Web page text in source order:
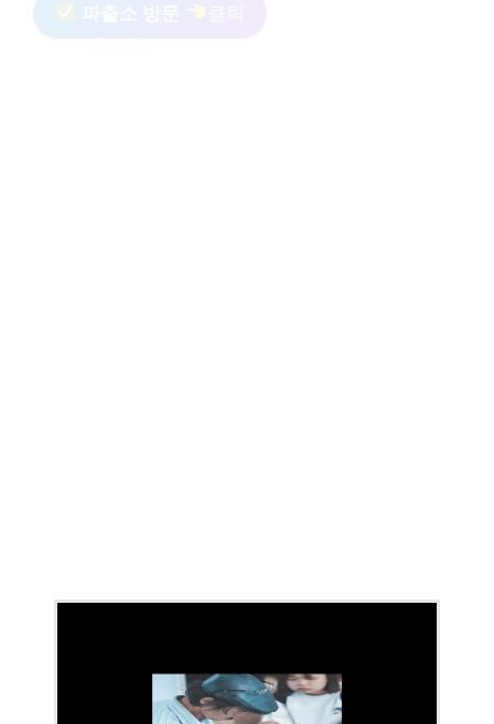
파출소 방문